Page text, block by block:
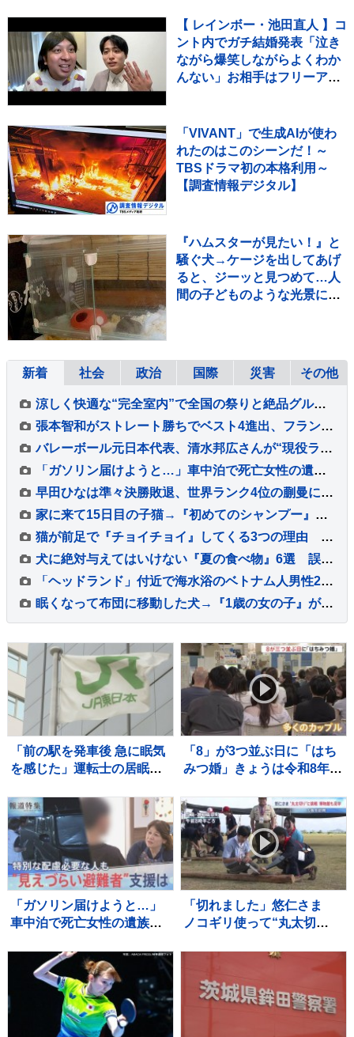
【 レインボー・池田直人 】コ
ント内でガチ結婚発表「泣き
ながら爆笑しながらよくわか
んない」お相手はフリーアナ
「VIVANT」で生成AIが使わ
れたのはこのシーンだ！～
TBSドラマ初の本格利用～
【調査情報デジタル】
『ハムスターが見たい！』と
騒ぐ犬→ケージを出してあげ
ると、ジーッと見つめて…人
間の子どものような光景に反
新着 社会 政治 国際 災害 その他
涼しく快適な“完全室内”で全国の祭りと絶品グルメを堪能！ 「MATSURI JAPAN 2026」
張本智和がストレート勝ちでベスト4進出、フランスの強豪を圧倒、大会連覇まであと2つ【WTTチャンピオンズ横浜】
バレーボール元日本代表、清水邦広さんが“現役ラストプレー”「疲れたわ～選手ってすごい」引退記念試合で豪華メンバーも集結
「ガソリン届けようと…」車中泊で死亡女性の遺族が胸中語る 熊本地震“見えづらい避難者”どう支えるか “要配慮者”避難の現状 子どもの心ケアする医師も【報道特集】
早田ひなは準々決勝敗退、世界ランク4位の蒯曼に屈す 卓球王国・中国の高い壁を越えられず【WTTチャンピオンズ横浜】
家に来て15日目の子猫→『初めてのシャンプー』に挑戦した結果…微笑ましい光景に「めちゃめちゃいい子」「かわいー」と癒される人が続出
猫が前足で『チョイチョイ』してくる3つの理由 仕草に込められた意味や気持ちの見分け方
犬に絶対与えてはいけない『夏の食べ物』6選 誤って食べてしまった場合の危険な症状まで
「ヘッドランド」付近で海水浴のベトナム人男性2人が溺れ1人死亡 茨城・鉾田市
眠くなって布団に移動した犬→『1歳の女の子』が近づいて…愛に溢れた『寝かしつけの光景』が15万再生「最高に可愛い」「仲良しが伝わる」
「前の駅を発車後 急に眠気
を感じた」運転士の居眠り
年前にも同じ場所で居眠り
しオーバーラン JR横浜線
「8」が3つ並ぶ日に「はち
みつ婚」きょうは令和8年8
内の自治体窓口には多くの
カップルが…
「ガソリン届けようと…」
車中泊で死亡女性の遺族が
らい避難者”どう支えるか
“要配慮者”避難の現状 子ど
もの心ケアする医師も【報
道特集】
「切れました」悠仁さま
ノコギリ使って“丸太切
のキャンプ大会 博物館も
鑑賞 広島 1泊2日の日程
終えきょう（8日）帰京